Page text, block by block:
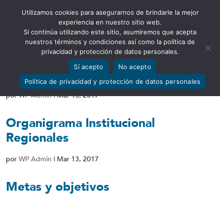
Abrir barra de herramientas
Base Legal que rige la Institución
porWP Admin|Mar 13, 2017
Organigrama Institucional
Regionales
por WP Admin | Mar 13, 2017
Metas y objetivos
Utilizamos cookies para asegurarnos de brindarle la mejor
experiencia en nuestro sitio web.
Si continúa utilizando este sitio, asumiremos que acepta
nuestros términos y condiciones así como la política de
privacidad y protección de datos personales.
Sí acepto
No acepto
Política de privacidad y protección de datos personales